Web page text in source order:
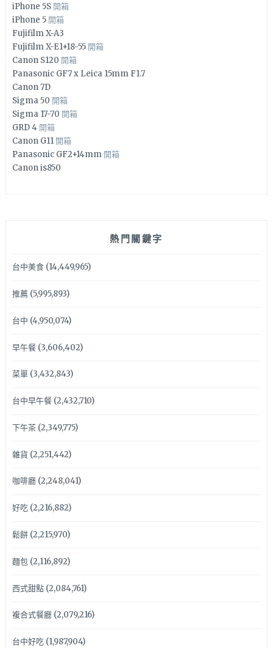
iPhone 5S 開箱
iPhone 5 開箱
Fujifilm X-A3
Fujifilm X-E1+18-55 開箱
Canon S120 開箱
Panasonic GF7 x Leica 15mm F1.7
Canon 7D
Sigma 50 開箱
Sigma 17-70 開箱
GRD 4 開箱
Canon G11 開箱
Panasonic GF2+14mm 開箱
Canon is850
熱門關鍵字
台中美食(14,449,965)
推薦(5,995,893)
台中 (4,950,074)
早午餐(3,606,402)
菜單(3,432,843)
台中早午餐(2,432,710)
下午茶(2,349,775)
雜貨 (2,251,442)
咖啡廳(2,248,041)
好吃(2,216,882)
鬆餅(2,215,970)
麵包(2,116,892)
西式甜點(2,084,761)
複合式餐廳(2,079,216)
台中好吃(1,987,904)